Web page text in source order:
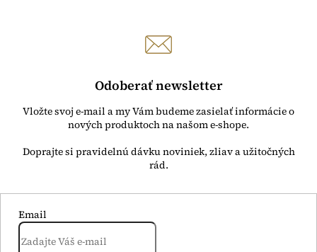
Odoberať newsletter
Vložte svoj e-mail a my Vám budeme zasielať informácie o
nových produktoch na našom e-shope.
Email